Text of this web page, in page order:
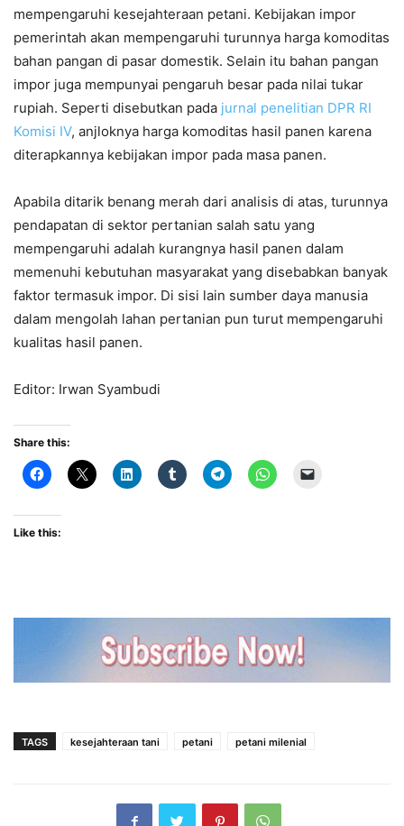
mempengaruhi kesejahteraan petani. Kebijakan impor
pemerintah akan mempengaruhi turunnya harga komoditas
bahan pangan di pasar domestik. Selain itu bahan pangan
impor juga mempunyai pengaruh besar pada nilai tukar
rupiah. Seperti disebutkan pada jurnal penelitian DPR RI
Komisi IV, anjloknya harga komoditas hasil panen karena
diterapkannya kebijakan impor pada masa panen.
Apabila ditarik benang merah dari analisis di atas, turunnya
pendapatan di sektor pertanian salah satu yang
mempengaruhi adalah kurangnya hasil panen dalam
memenuhi kebutuhan masyarakat yang disebabkan banyak
faktor termasuk impor. Di sisi lain sumber daya manusia
dalam mengolah lahan pertanian pun turut mempengaruhi
kualitas hasil panen.
Editor: Irwan Syambudi
Share this:
Like this:
TAGS kesejahteraan tani petani petani milenial